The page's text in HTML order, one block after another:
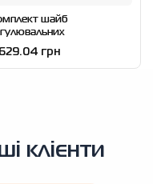
шайб
грн
клієнти